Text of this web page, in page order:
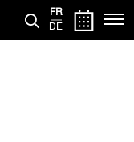
FR
DE